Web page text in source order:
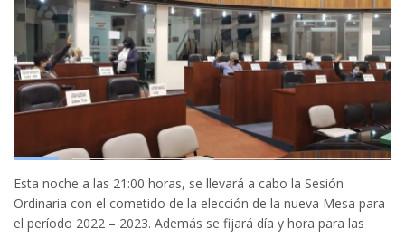
Esta noche a las 21:00 horas, se llevará a cabo la Sesión
Ordinaria con el cometido de la elección de la nueva Mesa para
el período 2022 – 2023. Además se fijará día y hora para las